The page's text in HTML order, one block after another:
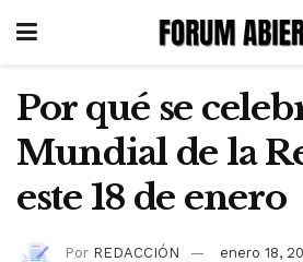
Por qué se
Mundial de la
este 18 de enero
Por REDACCIÓN enero 18,